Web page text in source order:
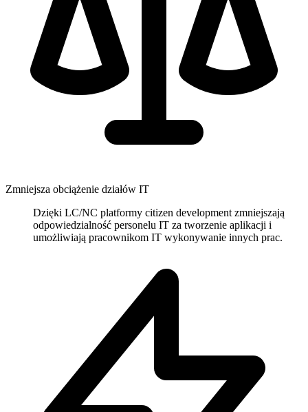
Zmniejsza obciążenie działów IT
Dzięki LC/NC platformy citizen development zmniejszają
odpowiedzialność personelu IT za tworzenie aplikacji i
umożliwiają pracownikom IT wykonywanie innych prac.